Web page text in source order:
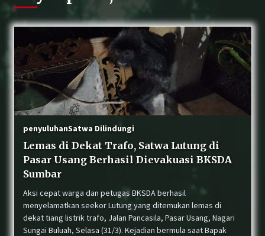
Perdagangkan Ratusan Ekor Burung Antar
Provinsi, Pelaku ditangkap Di Agam
Perkuat Sinergi, Balai KSDA Sumatera Barat dan
Dinas PUPR Kepulauan Mentawai Sepakati RKT
Tahun Ke-5 Peningkatan Jalan Strategis
Warga Dadok Tunggul Hitam Padang Serahkan
Anak Elang Tikus “Sikok” yang Terjatuh ke
Sinergi Konservasi: BKSDA Sumbar, COP, dan LK
Kandi Periksa Kesehatan Harimau Sumatera
penyuluhanSatwa Dilindungi
Lemas di Dekat Trafo, Satwa Lutung di
Pasar Usang Berhasil Dievakuasi BKSDA
Sumbar
Aksi cepat warga dan petugas BKSDA berhasil
menyelamatkan seekor Lutung yang ditemukan lemas di
dekat tiang listrik trafo, Jalan Pancasila, Pasar Usang, Nagari
Sungai Buluah, Selasa (31/3). Kejadian bermula saat Bapak